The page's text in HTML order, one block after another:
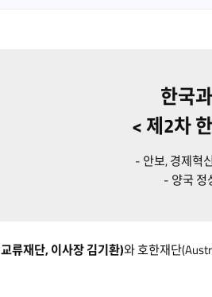
한국
< 제2차
- 안보, 경제혁
- 양국 정
류재단, 이사장 김기환)와 호한재단